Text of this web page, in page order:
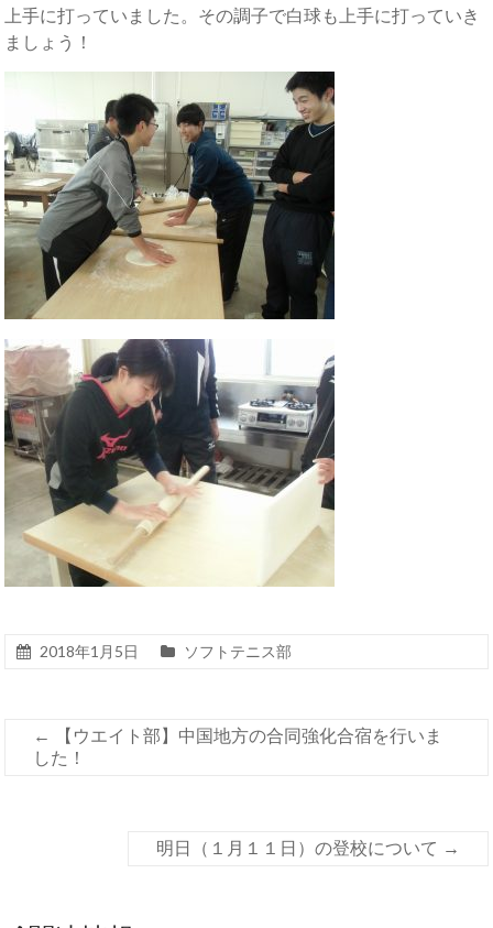
上手に打っていました。その調子で白球も上手に打っていき
ましょう！
2018年1月5日 ソフトテニス部
←
【ウエイト部】中国地方の合同強化合宿を行いま
した！
明日（１月１１日）の登校について →